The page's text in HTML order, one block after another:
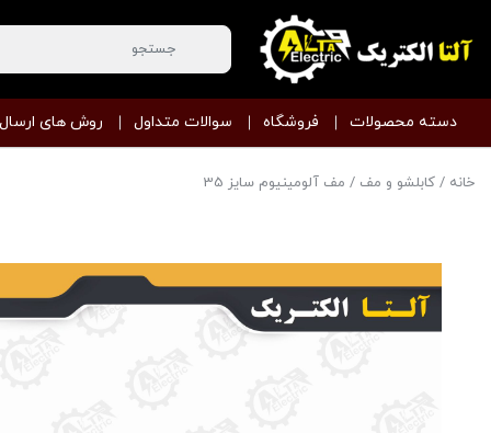
دسته محصولات فروشگاه سوالات متداول روش های ارسال
خانه / کابلشو و مف / مف آلومینیوم سایز 35